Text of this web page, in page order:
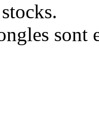
sont